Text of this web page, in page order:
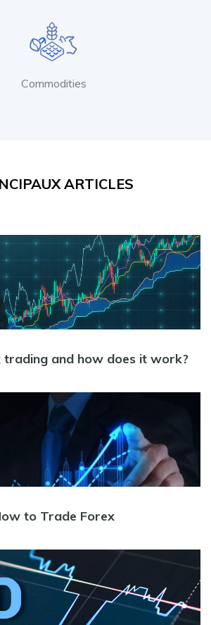
Commodities
ARTICLES
and how does it work?
to Trade Forex